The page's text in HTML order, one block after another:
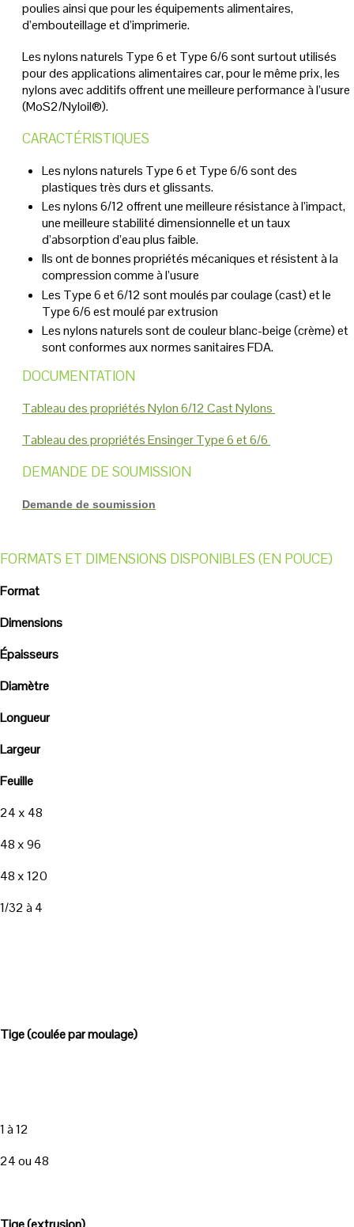
poulies ainsi que pour les équipements alimentaires,
d’embouteillage et d’imprimerie.
Les nylons naturels Type 6 et Type 6/6 sont surtout utilisés
pour des applications alimentaires car, pour le même prix, les
nylons avec additifs offrent une meilleure performance à l’usure
(MoS2/Nyloil®).
CARACTÉRISTIQUES
Les nylons naturels Type 6 et Type 6/6 sont des
plastiques très durs et glissants.
Les nylons 6/12 offrent une meilleure résistance à l’impact,
une meilleure stabilité dimensionnelle et un taux
d’absorption d’eau plus faible.
Ils ont de bonnes propriétés mécaniques et résistent à la
compression comme à l’usure
Les Type 6 et 6/12 sont moulés par coulage (cast) et le
Type 6/6 est moulé par extrusion
Les nylons naturels sont de couleur blanc-beige (crème) et
sont conformes aux normes sanitaires FDA.
DOCUMENTATION
Tableau des propriétés Nylon 6/12 Cast Nylons
Tableau des propriétés Ensinger Type 6 et 6/6
DEMANDE DE SOUMISSION
Demande de soumission
FORMATS ET DIMENSIONS DISPONIBLES (EN POUCE)
Format
Dimensions
Épaisseurs
Diamètre
Longueur
Largeur
Feuille
24 x 48
48 x 96
48 x 120
1/32 à 4
Tige (coulée par moulage)
1 à 12
24 ou 48